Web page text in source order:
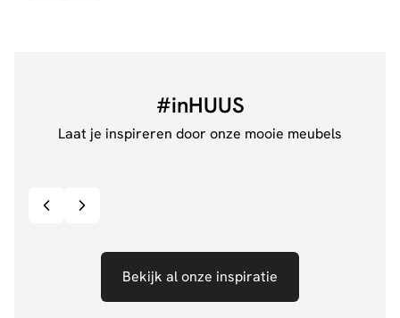
#inHUUS
Laat je inspireren door onze mooie meubels
Bekijk al onze inspiratie